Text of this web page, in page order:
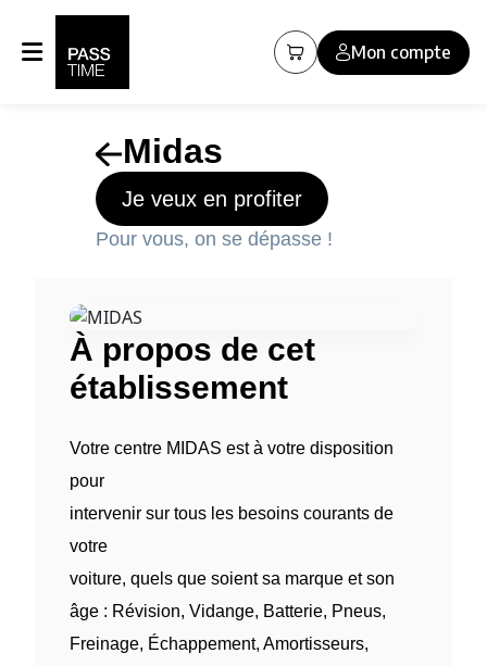
Mon compte
Midas
Je veux en profiter
Pour vous, on se dépasse !
À propos de cet
établissement
Votre centre MIDAS est à votre disposition
pour
intervenir sur tous les besoins courants de
votre
voiture, quels que soient sa marque et son
âge : Révision, Vidange, Batterie, Pneus,
Freinage, Échappement, Amortisseurs,
Panneau de gestion des cookies